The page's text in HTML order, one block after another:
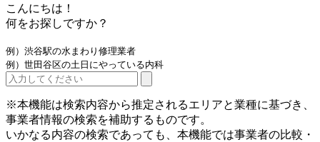
こんにちは！
何をお探しですか？
例）渋谷駅の水まわり修理業者
例）世田谷区の土日にやっている内科
※本機能は検索内容から推定されるエリアと業種に基づき、
事業者情報の検索を補助するものです。
いかなる内容の検索であっても、本機能では事業者の比較・